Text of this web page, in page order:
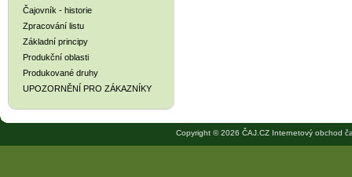
Čajovník - historie
Zpracování listu
Základní principy
Produkční oblasti
Produkované druhy
UPOZORNĚNÍ PRO ZÁKAZNÍKY
Copyright © 2026 ČAJ.CZ Internetový obchod